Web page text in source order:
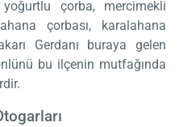
yoğurtlu çorba, mercimekli
çorbası, karalahana
Gerdanı buraya gelen
bu ilçenin mutfağında